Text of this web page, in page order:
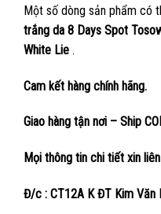
Một số dòng sản phẩm có
trắng da 8 Days Spot
White Lie .
Cam kết hàng chính hãng.
Giao hàng tận nơi – Ship
Mọi thông tin chi tiết xin
Đ/c : CT12A K ĐT Kim Văn